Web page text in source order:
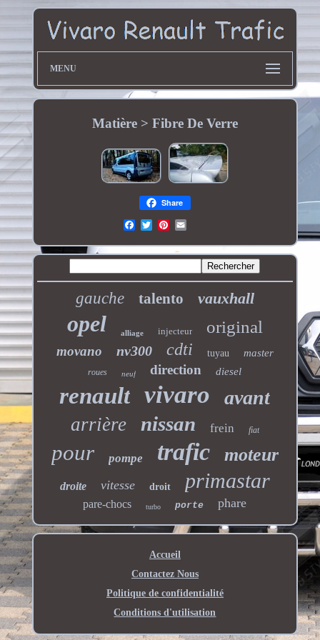
MENU
Matière > Fibre De Verre
Share
gauche talento vauxhall
opel alliage injecteur original
movano nv300 cdti tuyau master
roues neuf direction diesel
renault vivaro avant
arrière nissan frein fiat
pour pompe trafic moteur
droite vitesse droit primastar
pare-chocs turbo porte phare
Accueil
Contactez Nous
Politique de confidentialité
Conditions d'utilisation